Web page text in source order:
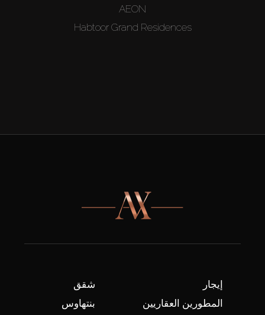
AEON
Habtoor Grand Residences
شقق
بنتهاوس
إيجار
المطورين العقاريين